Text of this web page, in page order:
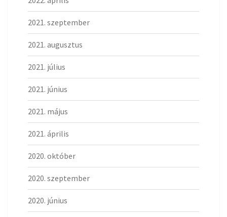
2021. szeptember
2021. augusztus
2021. július
2021. június
2021. május
2021. április
2020. október
2020. szeptember
2020. június